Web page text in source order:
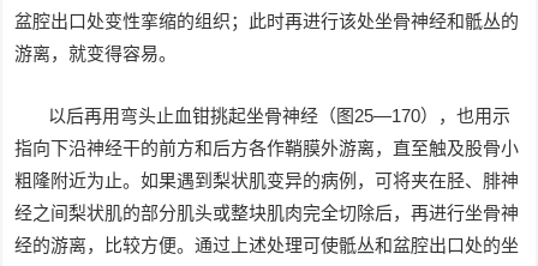
盆腔出口处变性挛缩的组织；此时再进行该处坐骨神经和骶丛的
游离，就变得容易。
以后再用弯头止血钳挑起坐骨神经（图25—170），也用示
指向下沿神经干的前方和后方各作鞘膜外游离，直至触及股骨小
粗隆附近为止。如果遇到梨状肌变异的病例，可将夹在胫、腓神
经之间梨状肌的部分肌头或整块肌肉完全切除后，再进行坐骨神
经的游离，比较方便。通过上述处理可使骶丛和盆腔出口处的坐